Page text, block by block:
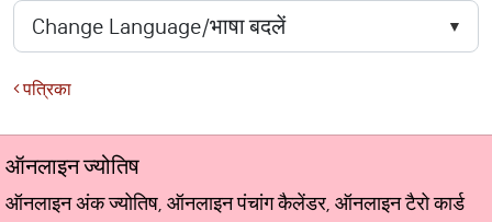
पत्रिका
ऑनलाइन ज्योतिष
ऑनलाइन अंक ज्योतिष, ऑनलाइन पंचांग कैलेंडर, ऑनलाइन टैरो कार्ड